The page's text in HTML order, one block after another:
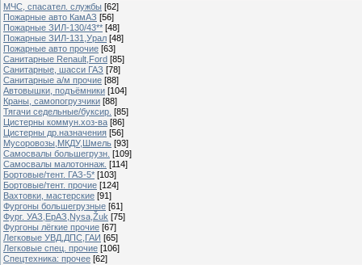
МЧС, спасател. службы [62]
Пожарные авто КамАЗ [56]
Пожарные ЗИЛ-130/43** [48]
Пожарные ЗИЛ-131,Урал [48]
Пожарные авто прочие [63]
Санитарные Renault,Ford [85]
Санитарные, шасси ГАЗ [78]
Санитарные а/м прочие [88]
Автовышки, подъёмники [104]
Краны, самопогрузчики [88]
Тягачи седельные/буксир. [85]
Цистерны коммун.хоз-ва [86]
Цистерны др.назначения [56]
Мусоровозы,МКДУ,Шмель [93]
Самосвалы большегрузн. [109]
Самосвалы малотоннаж. [114]
Бортовые/тент. ГАЗ-5* [103]
Бортовые/тент. прочие [124]
Вахтовки, мастерские [91]
Фургоны большегрузные [61]
Фург. УАЗ,ЕрАЗ,Nysa,Žuk [75]
Фургоны лёгкие прочие [67]
Легковые УВД,ДПС,ГАИ [65]
Легковые спец. прочие [106]
Спецтехника: прочее [62]